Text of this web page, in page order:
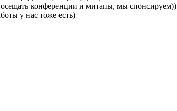
конференции и митапы, мы спонсируем))
у нас тоже есть)